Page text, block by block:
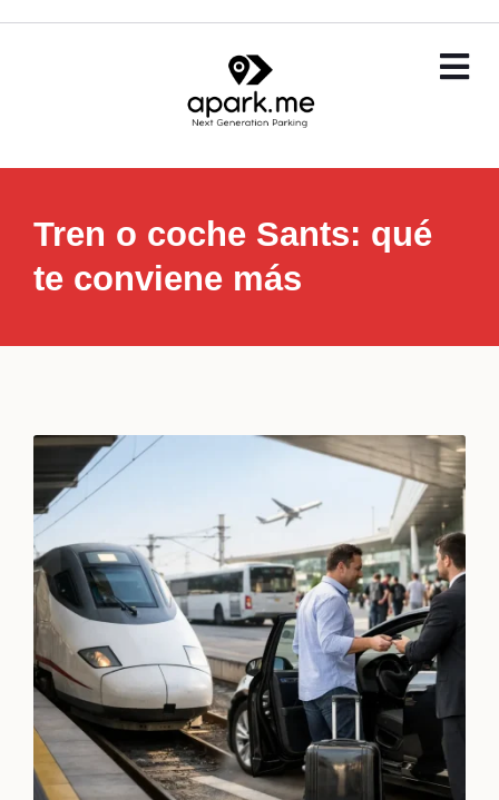
Tren o coche Sants: qué
te conviene más